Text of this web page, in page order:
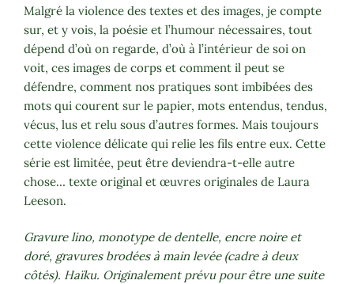
Malgré la violence des textes et des images, je compte
sur, et y vois, la poésie et l’humour nécessaires, tout
dépend d’où on regarde, d’où à l’intérieur de soi on
voit, ces images de corps et comment il peut se
défendre, comment nos pratiques sont imbibées des
mots qui courent sur le papier, mots entendus, tendus,
vécus, lus et relu sous d’autres formes. Mais toujours
cette violence délicate qui relie les fils entre eux. Cette
série est limitée, peut être deviendra-t-elle autre
chose… texte original et œuvres originales de Laura
Leeson.
Gravure lino, monotype de dentelle, encre noire et
doré, gravures brodées à main levée (cadre à deux
côtés). Haïku. Originalement prévu pour être une suite